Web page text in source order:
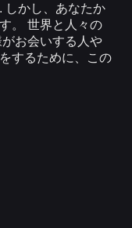
しかし、あなたか
。 世界と人々の
お会いする人や
するために、この